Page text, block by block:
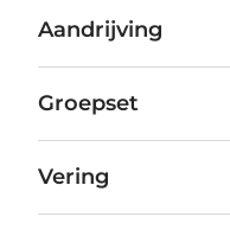
Aandrijving
Groepset
Vering